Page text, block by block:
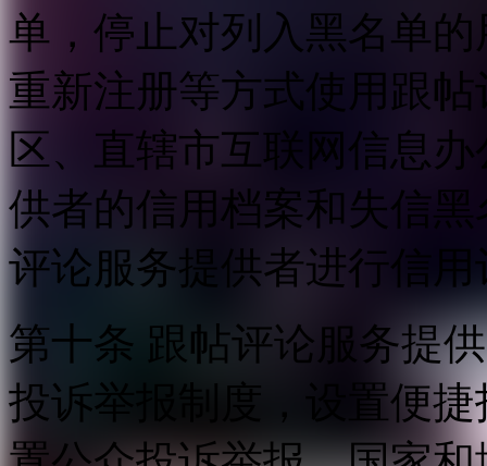
单，停止对列入黑名单
重新注册等方式使用跟
区、直辖市互联网信息
供者的信用档案和失信
评论服务提供者进行信用
第十条 跟帖评论服务提
投诉举报制度，设置便